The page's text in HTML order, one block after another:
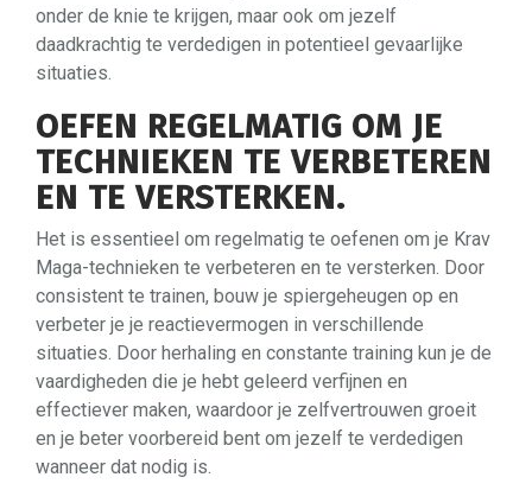
onder de knie te krijgen, maar ook om jezelf
daadkrachtig te verdedigen in potentieel gevaarlijke
situaties.
OEFEN REGELMATIG OM JE
TECHNIEKEN TE VERBETEREN
EN TE VERSTERKEN.
Het is essentieel om regelmatig te oefenen om je Krav
Maga-technieken te verbeteren en te versterken. Door
consistent te trainen, bouw je spiergeheugen op en
verbeter je je reactievermogen in verschillende
situaties. Door herhaling en constante training kun je de
vaardigheden die je hebt geleerd verfijnen en
effectiever maken, waardoor je zelfvertrouwen groeit
en je beter voorbereid bent om jezelf te verdedigen
wanneer dat nodig is.